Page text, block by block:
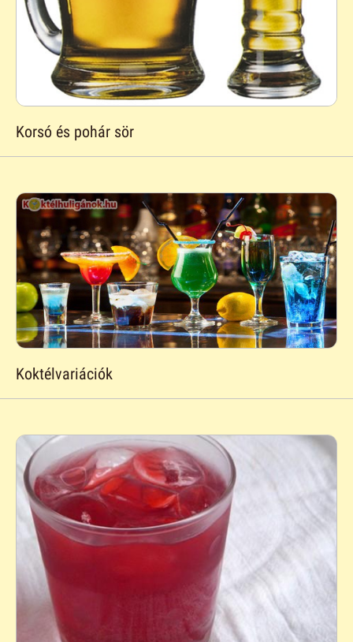
Korsó és pohár sör
Koktélvariációk